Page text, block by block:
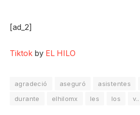
[ad_2]
Tiktok by EL HILO
agradeció aseguró asistentes
durante
elhilomx les los v..